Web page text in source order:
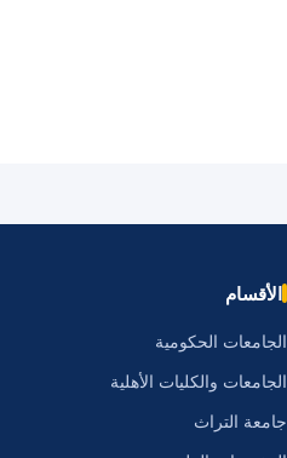
الأقسام
الجامعات الحكومية
الجامعات والكليات الأهلية
جامعة التراث